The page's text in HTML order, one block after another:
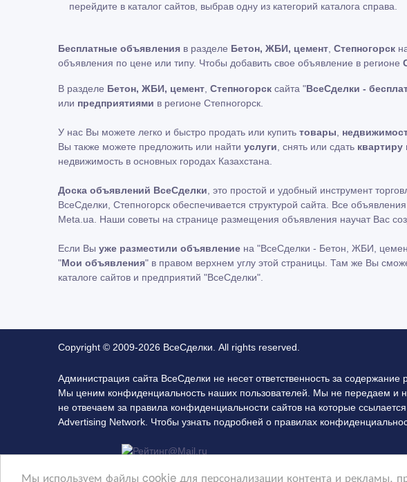
Мы используем файлы cookie для персонализации контента и рекламы,
перейдите в каталог сайтов, выбрав одну из категорий каталога справа.
Бесплатные объявления в разделе Бетон, ЖБИ, цемент, Степногорск
объявления по цене или типу. Чтобы добавить свое объявление в регионе
В разделе Бетон, ЖБИ, цемент, Степногорск сайта "ВсеСделки -
или предприятиями в регионе Степногорск.
У нас Вы можете легко и быстро продать или купить товары,
Вы также можете предложить или найти услуги, снять или сдать квартиру
недвижимость в основных городах Казахстана.
Доска объявлений ВсеСделки, это простой и удобный инструмент
ВсеСделки, Степногорск обеспечивается структурой сайта. Все
Meta.ua. Наши советы на странице размещения объявления научат Вас
Если Вы уже разместили объявление на "ВсеСделки - Бетон, ЖБИ,
"Мои объявления" в правом верхнем углу этой страницы. Там же Вы
каталоге сайтов и предприятий "ВсеСделки".
Copyright © 2009-2026 ВсеСделки. All rights reserved.
Администрация сайта ВсеСделки не несет ответственность за
Мы ценим конфиденциальность наших пользователей. Мы не передаем и
не отвечаем за правила конфиденциальности сайтов на которые
Advertising Network. Чтобы узнать подробней о правилах